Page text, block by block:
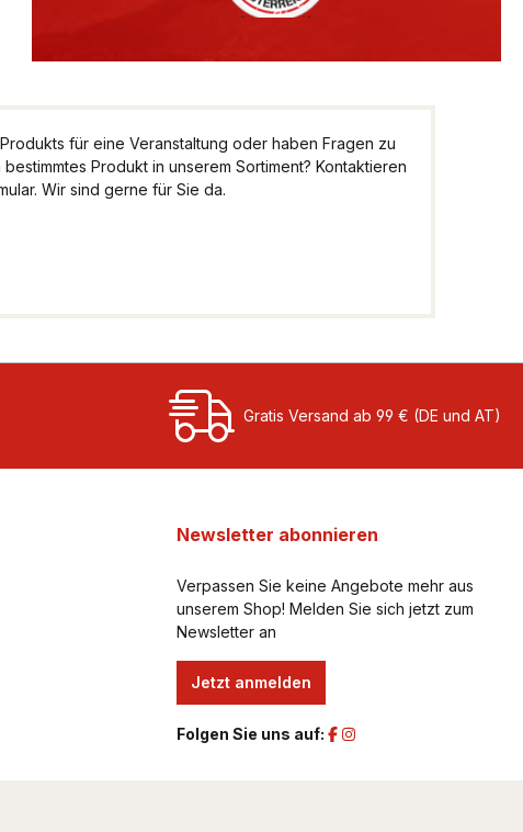
für eine Veranstaltung oder haben Fragen zu
Produkt in unserem Sortiment? Kontaktieren
Wir sind gerne für Sie da.
Gratis Versand ab 99 € (DE und AT)
Newsletter abonnieren
Verpassen Sie keine Angebote mehr aus
unserem Shop! Melden Sie sich jetzt zum
Newsletter an
Jetzt anmelden
Folgen Sie uns auf: